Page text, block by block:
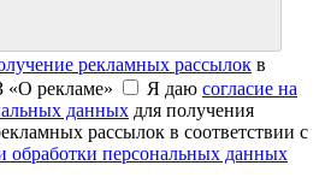
рекламных рассылок в
«О рекламе»
Я даю согласие на
данных для получения
рассылок в соответствии с
персональных данных